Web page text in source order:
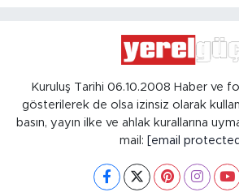
Kuruluş Tarihi 06.10.2008 Haber ve
gösterilerek de olsa izinsiz olarak
basın, yayın ilke ve ahlak kurallarına
mail:
[email protected]